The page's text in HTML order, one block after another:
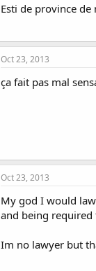
Esti de province
Oct 23, 2013
ça fait pas mal
Oct 23, 2013
My god I would
and being
Im no lawyer but